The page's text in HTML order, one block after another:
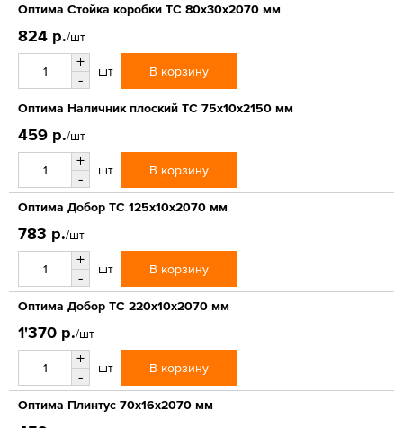
Оптима Стойка коробки ТС 80х30х2070 мм
824 р./шт
+
-
шт В корзину
Оптима Наличник плоский ТС 75х10х2150 мм
459 р./шт
+
-
шт В корзину
Оптима Добор ТС 125х10х2070 мм
783 р./шт
+
-
шт В корзину
Оптима Добор ТС 220х10х2070 мм
1'370 р./шт
+
-
шт В корзину
Оптима Плинтус 70х16х2070 мм